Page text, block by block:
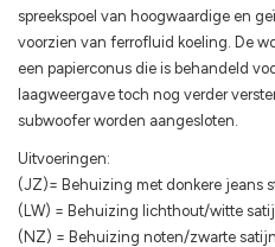
spreekspoel van hoogwaardige en
voorzien van ferrofluid koeling. De
een papierconus die is behandeld
laagweergave toch nog verder
subwoofer worden aangesloten.
Uitvoeringen:
(JZ)= Behuizing met donkere jeans
(LW) = Behuizing lichthout/witte
(NZ) = Behuizing noten/zwarte